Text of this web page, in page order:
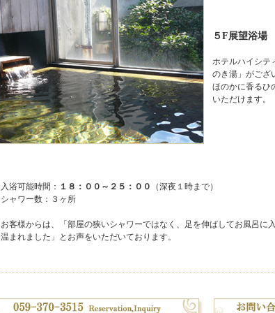
５F展望浴場
ホテルハイシテ
のき湯」がござ
ほのかに香るひ
いただけます。
入浴可能時間： １８：００～２５：００
（深夜１時まで）
シャワー数：３ヶ所
お客様からは、「部屋の狭いシャワーではなく、足を伸ばしてお風呂に
温まれました」とお声をいただいております。